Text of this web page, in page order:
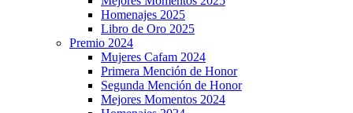
Homenajes 2025
Libro de Oro 2025
Premio 2024
Mujeres Cafam 2024
Primera Mención de Honor
Segunda Mención de Honor
Mejores Momentos 2024